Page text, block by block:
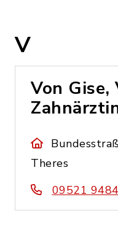
V
Von Gise,
Theres
09521